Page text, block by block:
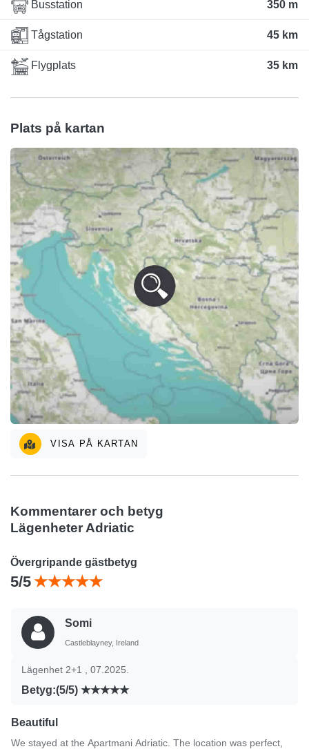
Busstation 350 m
Tågstation 45 km
Flygplats 35 km
Plats på kartan
VISA PÅ KARTAN
Kommentarer och betyg
Lägenheter Adriatic
Övergripande gästbetyg
5/5
Somi
Castleblayney, Ireland
Lägenhet 2+1 , 07.2025.
Betyg:(5/5)
Beautiful
We stayed at the Apartmani Adriatic. The location was perfect,